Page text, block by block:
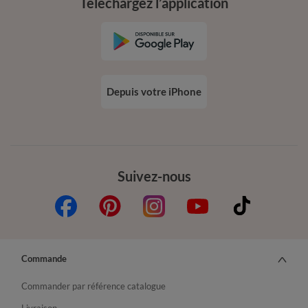
Suivez-nous
Depuis votre iPhone
Commande
Commander par référence catalogue